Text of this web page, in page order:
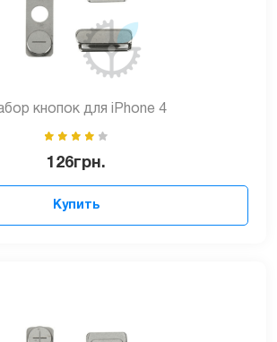
кнопок для iPhone 4
126грн.
Купить